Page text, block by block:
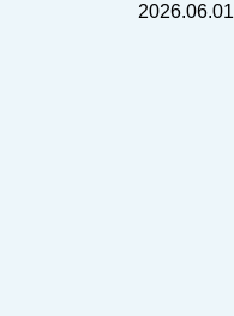
2026.06.01